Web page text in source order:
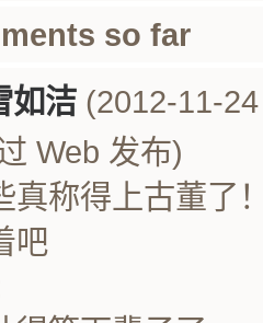
so far
如洁 (2012-11-
Web 发布)
真称得上古董了
吧